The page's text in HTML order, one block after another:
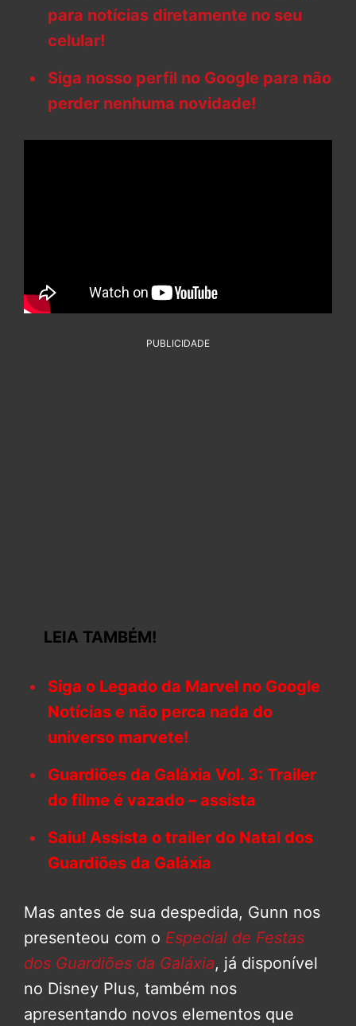
para notícias diretamente no seu
celular!
Siga nosso perfil no Google para não
perder nenhuma novidade!
PUBLICIDADE
LEIA TAMBÉM!
Siga o Legado da Marvel no Google
Notícias e não perca nada do
universo marvete!
Guardiões da Galáxia Vol. 3: Trailer
do filme é vazado – assista
Saiu! Assista o trailer do Natal dos
Guardiões da Galáxia
Mas antes de sua despedida, Gunn nos
presenteou com o Especial de Festas
dos Guardiões da Galáxia, já disponível
no Disney Plus, também nos
apresentando novos elementos que